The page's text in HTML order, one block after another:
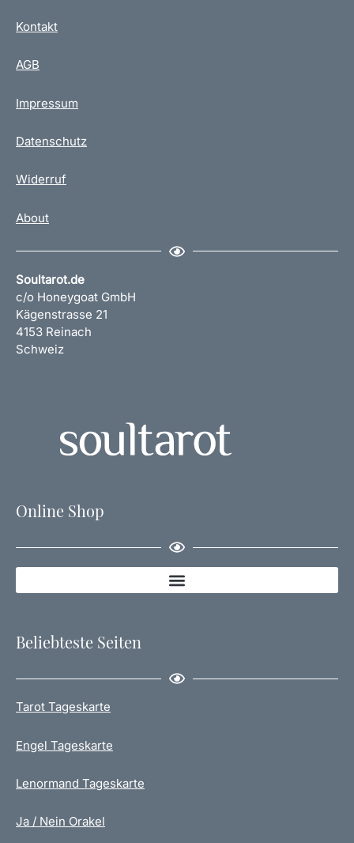
Kontakt
AGB
Impressum
Datenschutz
Widerruf
About
Soultarot.de
c/o Honeygoat GmbH
Kägenstrasse 21
4153 Reinach
Schweiz
Online Shop
Beliebteste Seiten
Tarot Tageskarte
Engel Tageskarte
Lenormand Tageskarte
Ja / Nein Orakel